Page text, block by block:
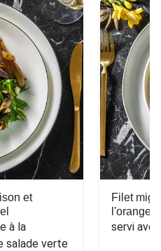
et
à la
salade verte
Filet
l'orange
servi